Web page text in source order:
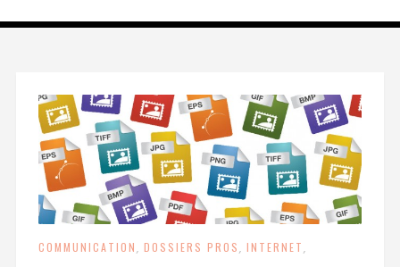
COMMUNICATION, DOSSIERS PROS, INTERNET,